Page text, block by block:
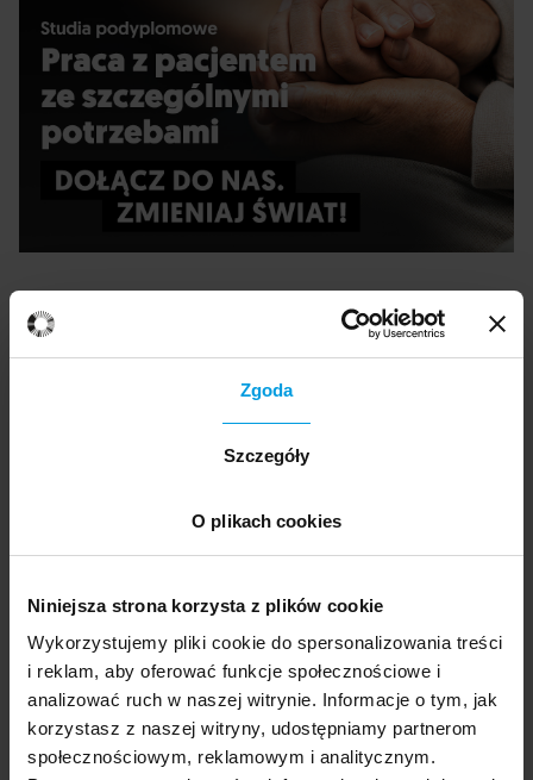
Zgoda
Szczegóły
O plikach cookies
Niniejsza strona korzysta z plików cookie
Wykorzystujemy pliki cookie do spersonalizowania treści
i reklam, aby oferować funkcje społecznościowe i
analizować ruch w naszej witrynie. Informacje o tym, jak
korzystasz z naszej witryny, udostępniamy partnerom
społecznościowym, reklamowym i analitycznym.
Ekspertka
Ewa Pragłowska
Specjalistka psychologii klinicznej,
wiele lat pracowała naukowo i klinicznie w
Psychiatrycznej Instytutu Psychiatrii i Neurologii
w Warszawie, obecnie współpracuje w
programach TRAKT i PTSD:D-T-P w badaniach
nad skutecznością terapii.